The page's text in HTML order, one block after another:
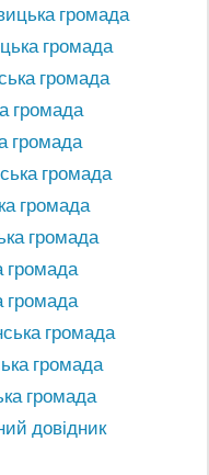
громада
громада
громада
громада
громада
громада
громада
громада
громада
громада
громада
громада
громада
довідник